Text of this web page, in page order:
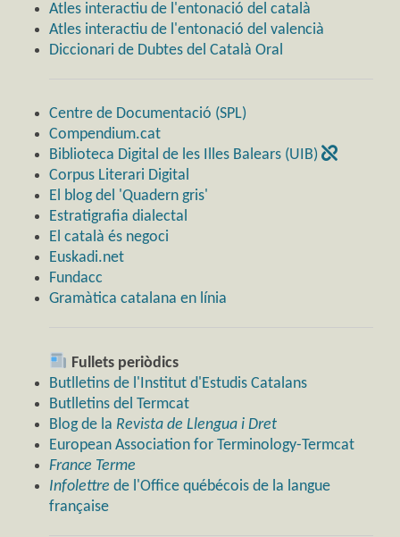
Atles interactiu de l'entonació del català
Atles interactiu de l'entonació del valencià
Diccionari de Dubtes del Català Oral
Centre de Documentació (SPL)
Compendium.cat
Biblioteca Digital de les Illes Balears (UIB)
Corpus Literari Digital
El blog del 'Quadern gris'
Estratigrafia dialectal
El català és negoci
Euskadi.net
Fundacc
Gramàtica catalana en línia
Fullets periòdics
Butlletins de l'Institut d'Estudis Catalans
Butlletins del Termcat
Blog de la Revista de Llengua i Dret
European Association for Terminology-Termcat
France Terme
Infolettre de l'Office québécois de la langue
française